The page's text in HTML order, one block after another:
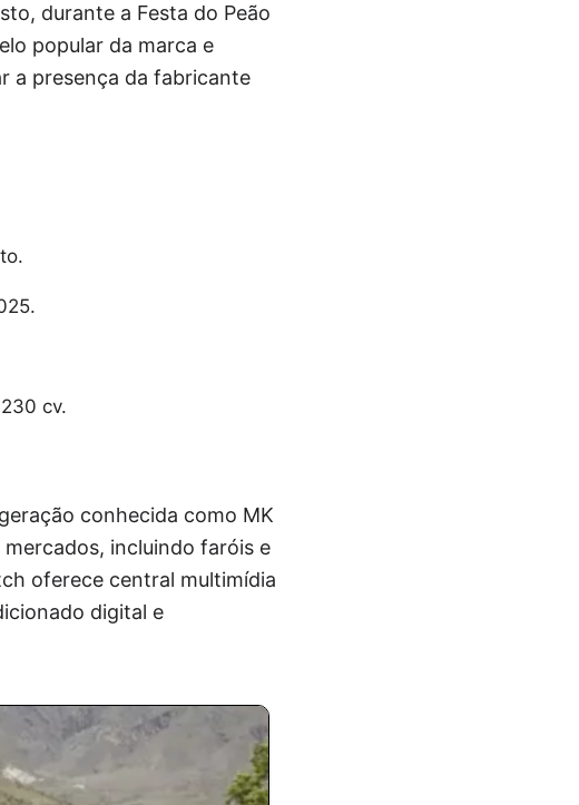
durante a Festa do Peão
popular da marca e
a presença da fabricante
cv.
conhecida como MK
incluindo faróis e
oferece central multimídia
digital e